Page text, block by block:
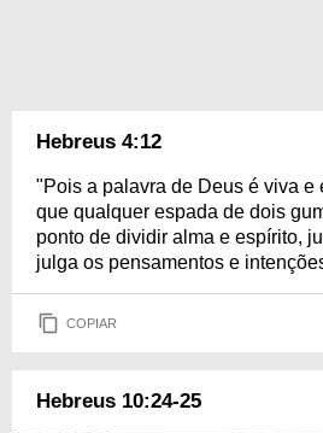
Hebreus 4:12
"Pois a palavra de Deus é viva e
que qualquer espada de dois
ponto de dividir alma e espírito,
julga os pensamentos e
COPIAR
Hebreus 10:24-25